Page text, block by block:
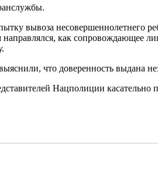
вывоза
как сопровождающее
что доверенность выдана
Нацполиции